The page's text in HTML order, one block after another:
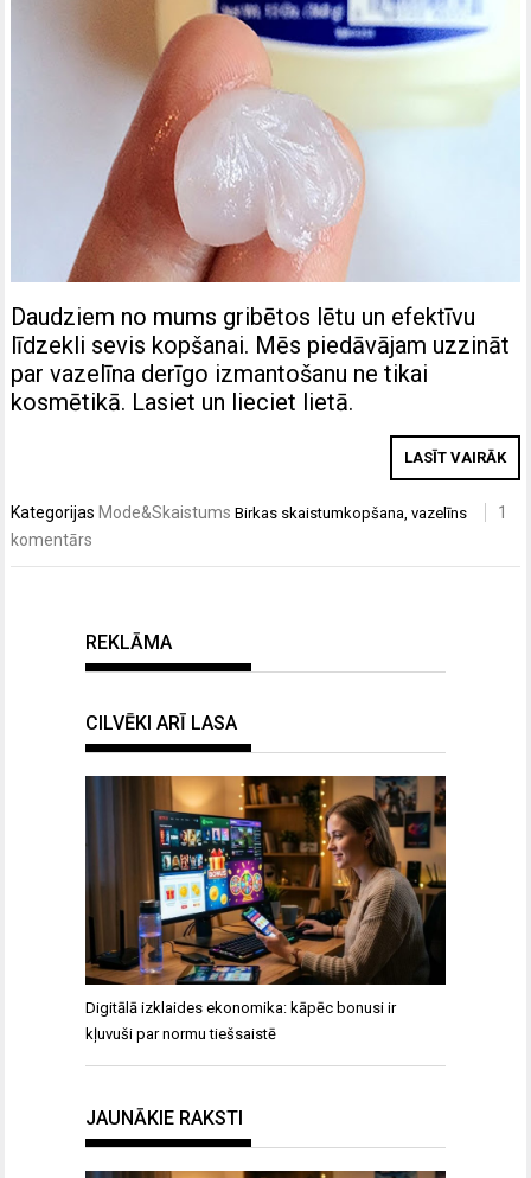
Daudziem no mums gribētos lētu un efektīvu
līdzekli sevis kopšanai. Mēs piedāvājam uzzināt
par vazelīna derīgo izmantošanu ne tikai
kosmētikā. Lasiet un lieciet lietā.
LASĪT VAIRĀK
Kategorijas Mode&Skaistums Birkas skaistumkopšana,vazelīns
1
komentārs
REKLĀMA
CILVĒKI ARĪ LASA
Digitālā izklaides ekonomika: kāpēc bonusi ir
kļuvuši par normu tiešsaistē
JAUNĀKIE RAKSTI